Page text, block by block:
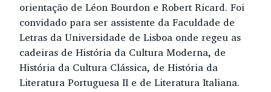
orientação de Léon Bourdon e Robert Ricard. Foi
convidado para ser assistente da Faculdade de
Letras da Universidade de Lisboa onde regeu as
cadeiras de História da Cultura Moderna, de
História da Cultura Clássica, de História da
Literatura Portuguesa II e de Literatura Italiana.